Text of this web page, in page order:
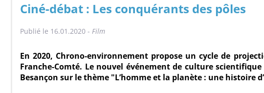
Ciné-débat : Les conquérants des pôles
Publié le 16.01.2020 - Film
En 2020, Chrono-environnement propose un cycle de
Franche-Comté. Le nouvel événement de culture
Besançon sur le thème "L’homme et la planète : une histoire